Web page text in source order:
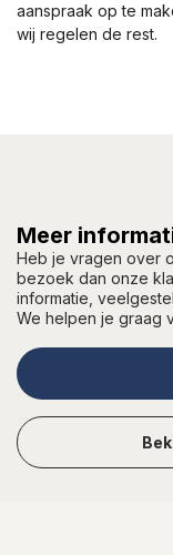
aanspraak op te
wij regelen de rest.
Meer
Heb je vragen over
bezoek dan onze
informatie,
We helpen je graag